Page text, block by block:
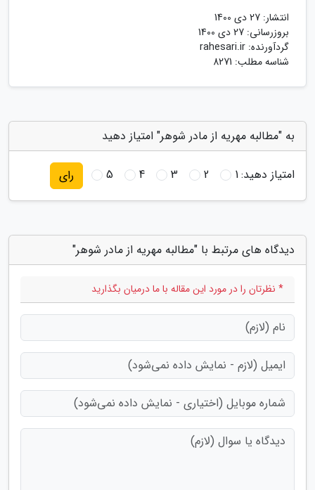
انتشار: 27 دی 1400
بروزرسانی: 27 دی 1400
گردآورنده: rahesari.ir
شناسه مطلب: 8271
به "مطالبه مهریه از مادر شوهر" امتیاز دهید
امتیاز دهید:1
2
3
4
5 رای
دیدگاه های مرتبط با "مطالبه مهریه از مادر شوهر"
* نظرتان را در مورد این مقاله با ما درمیان بگذارید